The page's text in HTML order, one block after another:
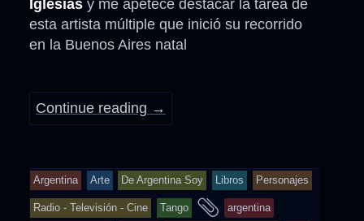
Iglesias y me apetece destacar la tarea de
esta artista múltiple que inició su recorrido
en la Buenos Aires natal
Continue reading →
Argentina Arte De Argentina Soy Libros Personajes
Radio - Televisión - Cine Tango
and
argentina